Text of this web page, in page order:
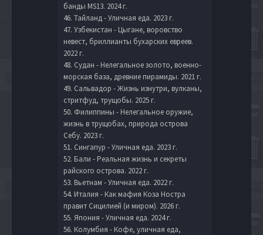
банды MS13. 2024 г.
46. Тайланд - Уличная еда. 2023 г.
47. Узбекистан - Цыгане, воровство
невест, бриллианты бухарских евреев.
2022 г.
48. Судан - Нелегальное золото, военно-
морская база, древние пирамиды. 2021 г.
49. Сальвадор - Жизнь изнутри, вулканы,
стритфуд, трущобы. 2025 г.
50. Филиппины - Нелегальное оружие,
жизнь в трущобах, природа острова
Себу. 2023 г.
51. Сингапур - Уличная еда. 2023 г.
52. Бали - Реальная жизнь и секреты
райского острова. 2022 г.
53. Вьетнам - Уличная еда. 2022 г.
54. Италия - Как мафия Коза Ностра
правит Сицилией (и миром). 2026 г.
55. Япония - Уличная еда. 2024 г.
56. Колумбия - Кофе, уличная еда,